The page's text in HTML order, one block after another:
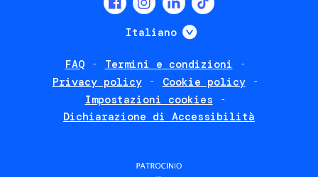
Italiano Mostra ulteriori
FAQ
Termini e condizioni
Privacy policy
Cookie policy
Impostazioni cookies
Dichiarazione di Accessibilità